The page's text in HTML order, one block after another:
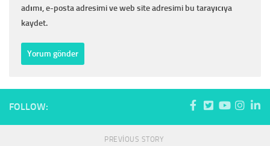
adımı, e-posta adresimi ve web site adresimi bu tarayıcıya
kaydet.
FOLLOW:
PREVIOUS STORY